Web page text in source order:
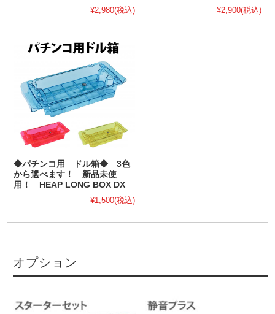
¥2,980(税込)
¥2,900(税込)
◆パチンコ用 ドル箱◆ 3色
から選べます！ 新品未使
用！ HEAP LONG BOX DX
¥1,500(税込)
オプション